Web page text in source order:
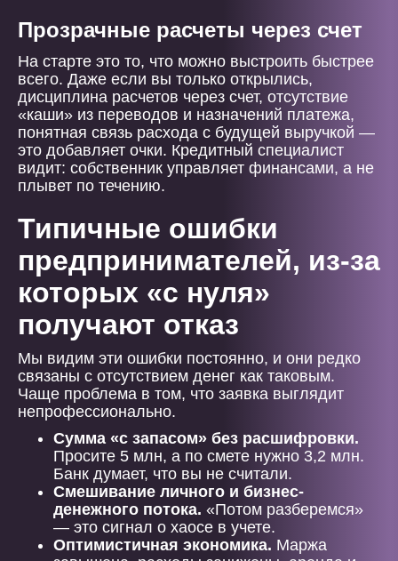
Прозрачные расчеты через счет
На старте это то, что можно выстроить быстрее
всего. Даже если вы только открылись,
дисциплина расчетов через счет, отсутствие
«каши» из переводов и назначений платежа,
понятная связь расхода с будущей выручкой —
это добавляет очки. Кредитный специалист
видит: собственник управляет финансами, а не
плывет по течению.
Типичные ошибки
предпринимателей, из-за
которых «с нуля»
получают отказ
Мы видим эти ошибки постоянно, и они редко
связаны с отсутствием денег как таковым.
Чаще проблема в том, что заявка выглядит
непрофессионально.
Сумма «с запасом» без расшифровки.
Просите 5 млн, а по смете нужно 3,2 млн.
Банк думает, что вы не считали.
Смешивание личного и бизнес-
денежного потока. «Потом разберемся»
— это сигнал о хаосе в учете.
Оптимистичная экономика. Маржа